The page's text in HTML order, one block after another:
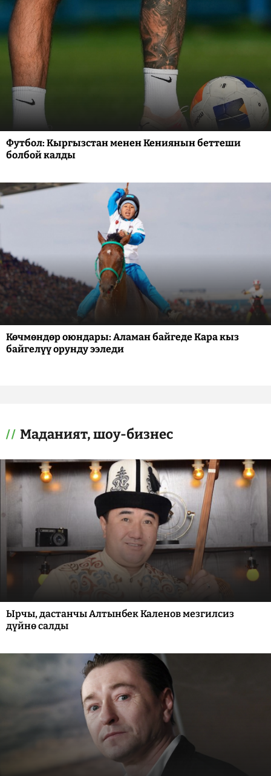
Футбол: Кыргызстан менен Кениянын беттеши
болбой калды
Көчмөндөр оюндары: Аламан байгеде Кара кыз
байгелүү орунду ээледи
Маданият, шоу-бизнес
Ырчы, дастанчы Алтынбек Каленов мезгилсиз
дүйнө салды